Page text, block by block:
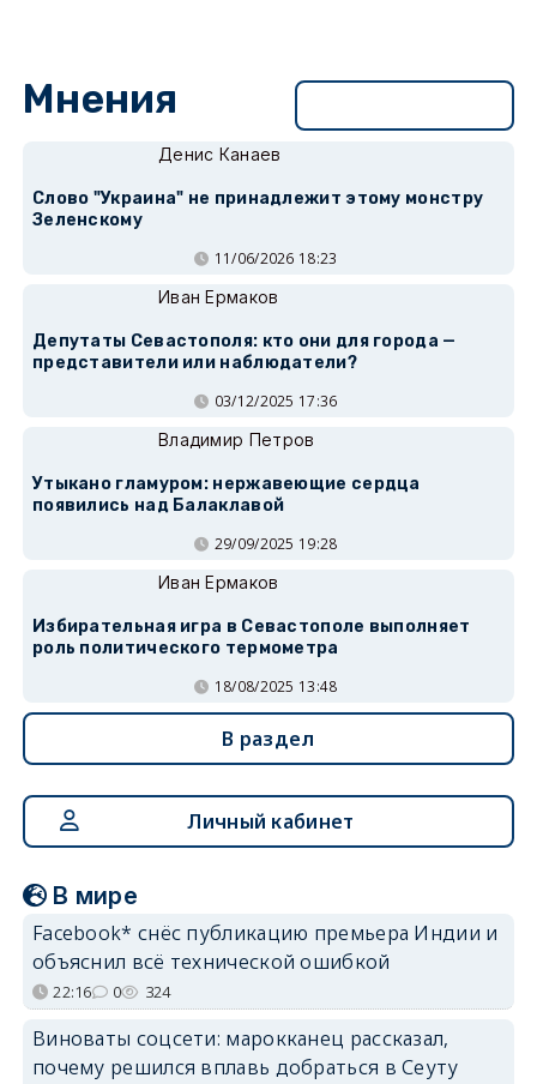
Мнения
Денис Канаев
Слово "Украина" не принадлежит этому монстру
Зеленскому
11/06/2026 18:23
Иван Ермаков
Депутаты Севастополя: кто они для города —
представители или наблюдатели?
03/12/2025 17:36
Владимир Петров
Утыкано гламуром: нержавеющие сердца
появились над Балаклавой
29/09/2025 19:28
Иван Ермаков
Избирательная игра в Севастополе выполняет
роль политического термометра
18/08/2025 13:48
В раздел
Личный кабинет
В мире
Facebook* снёс публикацию премьера Индии и
объяснил всё технической ошибкой
22:16 0 324
Виноваты соцсети: марокканец рассказал,
почему решился вплавь добраться в Сеуту